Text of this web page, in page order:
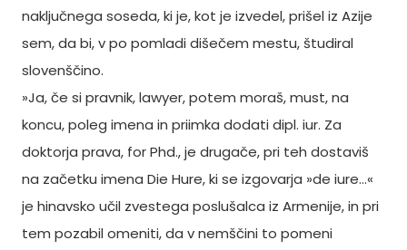
naključnega soseda, ki je, kot je izvedel, prišel iz Azije
sem, da bi, v po pomladi dišečem mestu, študiral
slovenščino.
»Ja, če si pravnik, lawyer, potem moraš, must, na
koncu, poleg imena in priimka dodati dipl. iur. Za
doktorja prava, for Phd., je drugače, pri teh dostaviš
na začetku imena Die Hure, ki se izgovarja »de iure…«
je hinavsko učil zvestega poslušalca iz Armenije, in pri
tem pozabil omeniti, da v nemščini to pomeni